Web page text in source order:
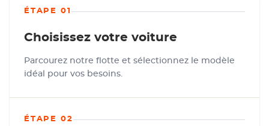
ÉTAPE 01
Choisissez votre voiture
Parcourez notre flotte et sélectionnez le modèle
idéal pour vos besoins.
ÉTAPE 02